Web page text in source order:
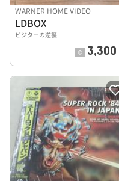
WARNER HOME VIDEO
LDBOX
ビジターの逆襲
3,300